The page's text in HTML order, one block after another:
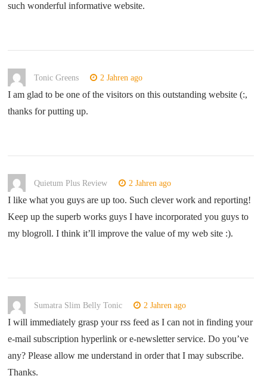
such wonderful informative website.
Tonic Greens 2 Jahren ago
I am glad to be one of the visitors on this outstanding website (:,
thanks for putting up.
Quietum Plus Review 2 Jahren ago
I like what you guys are up too. Such clever work and reporting!
Keep up the superb works guys I have incorporated you guys to
my blogroll. I think it’ll improve the value of my web site :).
Sumatra Slim Belly Tonic 2 Jahren ago
I will immediately grasp your rss feed as I can not in finding your
e-mail subscription hyperlink or e-newsletter service. Do you’ve
any? Please allow me understand in order that I may subscribe.
Thanks.